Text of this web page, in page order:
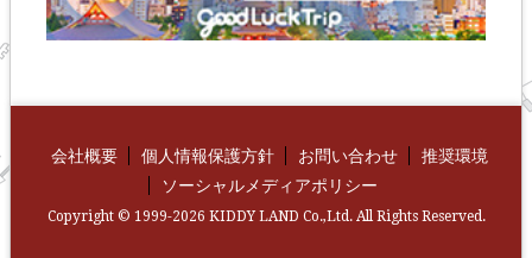
会社概要 個人情報保護方針 お問い合わせ
推奨環境
ソーシャルメディアポリシー
Copyright © 1999-2026 KIDDY LAND Co.,Ltd. All Rights Reserved.